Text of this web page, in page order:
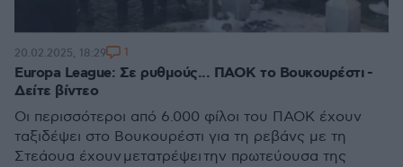
Europa League: Σε ρυθμούς... ΠΑΟΚ το Βουκουρέστι -
Δείτε βίντεο
Οι περισσότεροι από 6.000 φίλοι του ΠΑΟΚ έχουν
ταξιδέψει στο Βουκουρέστι για τη ρεβάνς με τη
Στεάουα έχουν μετατρέψει την πρωτεύουσα της
20.02.2025, 18:29 1